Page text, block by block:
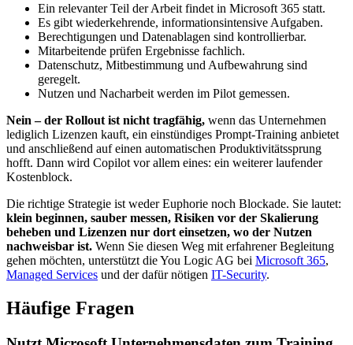
Ein relevanter Teil der Arbeit findet in Microsoft 365 statt.
Es gibt wiederkehrende, informationsintensive Aufgaben.
Berechtigungen und Datenablagen sind kontrollierbar.
Mitarbeitende prüfen Ergebnisse fachlich.
Datenschutz, Mitbestimmung und Aufbewahrung sind
geregelt.
Nutzen und Nacharbeit werden im Pilot gemessen.
Nein – der Rollout ist nicht tragfähig, wenn das Unternehmen
lediglich Lizenzen kauft, ein einstündiges Prompt-Training anbietet
und anschließend auf einen automatischen Produktivitätssprung
hofft. Dann wird Copilot vor allem eines: ein weiterer laufender
Kostenblock.
Die richtige Strategie ist weder Euphorie noch Blockade. Sie lautet:
klein beginnen, sauber messen, Risiken vor der Skalierung
beheben und Lizenzen nur dort einsetzen, wo der Nutzen
nachweisbar ist. Wenn Sie diesen Weg mit erfahrener Begleitung
gehen möchten, unterstützt die You Logic AG bei Microsoft 365,
Managed Services und der dafür nötigen IT-Security.
Häufige Fragen